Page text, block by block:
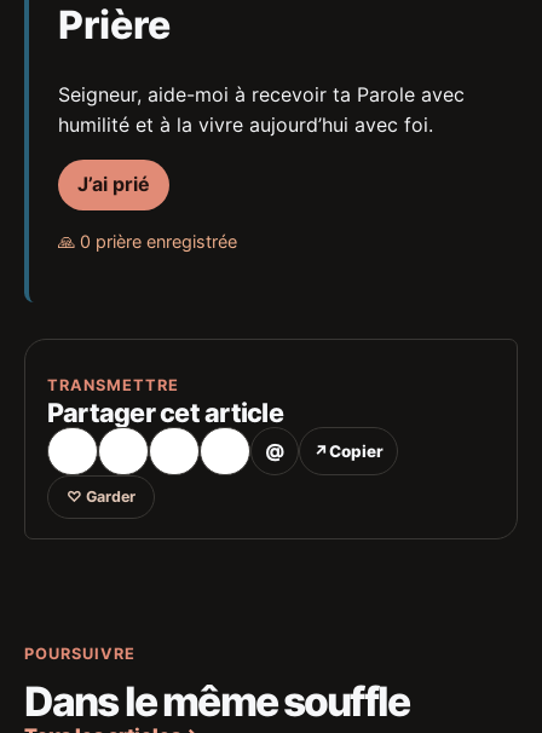
Prière
Seigneur, aide-moi à recevoir ta Parole avec
humilité et à la vivre aujourd’hui avec foi.
J’ai prié
🙏 0 prière enregistrée
TRANSMETTRE
Partager cet article
@ ↗Copier
♡ Garder
POURSUIVRE
Dans le même souffle